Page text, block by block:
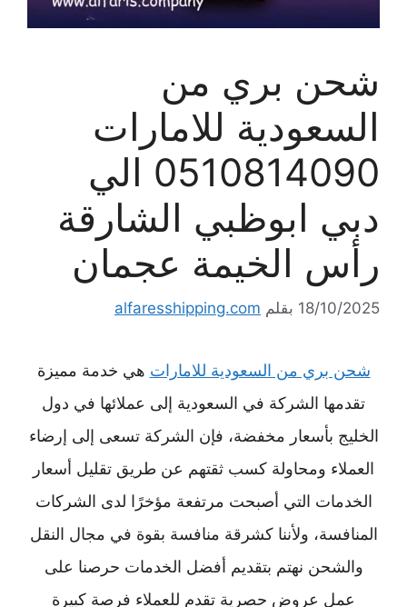
شحن بري من
السعودية للامارات
0510814090 الي
دبي ابوظبي الشارقة
رأس الخيمة عجمان
18/10/2025 بقلمalfaresshipping.com
شحن بري من السعودية للاماراتهي خدمة مميزة
تقدمها الشركة في السعودية إلى عملائها في دول
الخليج بأسعار مخفضة، فإن الشركة تسعى إلى إرضاء
العملاء ومحاولة كسب ثقتهم عن طريق تقليل أسعار
الخدمات التي أصبحت مرتفعة مؤخرًا لدى الشركات
المنافسة، ولأننا كشرقة منافسة بقوة في مجال النقل
والشحن نهتم بتقديم أفضل الخدمات حرصنا على
عمل عروض حصرية تقدم للعملاء فرصة كبيرة